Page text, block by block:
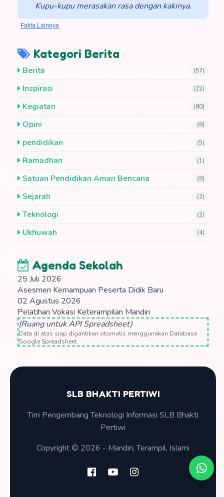
Kupu-kupu merasakan rasa dengan kakinya.
Fakta Lainnya
Kategori Berita
Berita (57)
Inspirasi (22)
Kegiatan (80)
Opini (8)
pendidikan (5)
Ramadhan (1)
Satuan Pendidikan Aman Bencana (8)
Sejarah (2)
Teknologi (2)
Ukhuwah (4)
Agenda Sekolah
25 Juli 2026
Asesmen Kemampuan Peserta Didik Baru
02 Agustus 2026
Pelatihan Vokasi Keterampilan Mandiri
(Ruang untuk API Spreadsheet)
Data di atas siap digantikan otomatis menggunakan Database
Google Spreadsheet.
SLB BHAKTI PERTIWI
Tim Pengembang Teknologi Informasi SLB Bhakti
Pertiwi
Copyright © 2026 - Mandiri, Terampil, Islami